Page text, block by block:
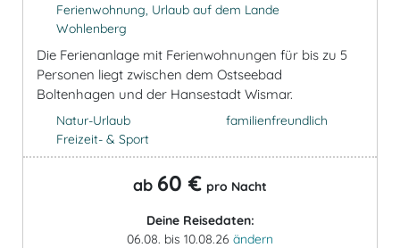
Ferienwohnung, Urlaub auf dem Lande
Wohlenberg
Die Ferienanlage mit Ferienwohnungen für bis zu 5
Personen liegt zwischen dem Ostseebad
Boltenhagen und der Hansestadt Wismar.
Natur-Urlaub
Freizeit- & Sport
familienfreundlich
ab 60 € pro Nacht
Deine Reisedaten:
06.08. bis 10.08.26 ändern